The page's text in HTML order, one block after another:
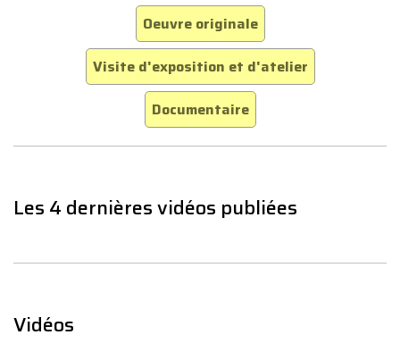
Oeuvre originale
Visite d'exposition et d'atelier
Documentaire
Les 4 dernières vidéos publiées
Vidéos